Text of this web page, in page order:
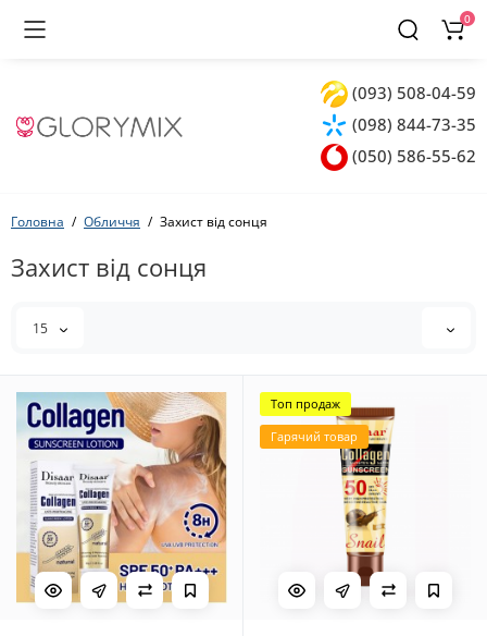
(093) 508-04-59
(098) 844-73-35
(050) 586-55-62
0
Головна Обличчя Захист від сонця
Захист від сонця
15
Топ продаж
Гарячий товар